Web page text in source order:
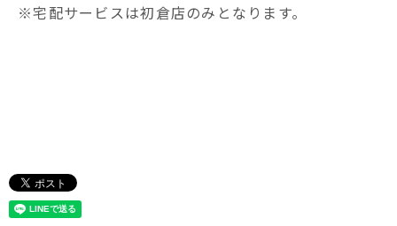
※宅配サービスは初倉店のみとなります。